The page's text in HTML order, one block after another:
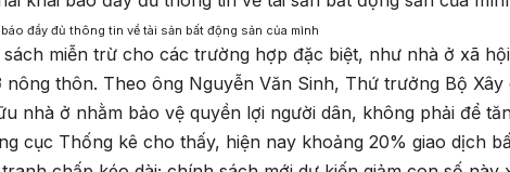
đầy đủ thông tin về tài sản bất động sản của mình
miễn trừ cho các trường hợp đặc biệt, như nhà ở xã
nông thôn. Theo ông Nguyễn Văn Sinh, Thứ trưởng Bộ Xây
nhà ở nhằm bảo vệ quyền lợi người dân, không phải để
cục Thống kê cho thấy, hiện nay khoảng 20% giao dịch